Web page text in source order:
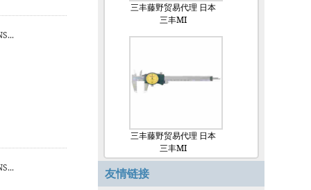
三丰藤野贸易代理 日本
三丰MI
三丰藤野贸易代理 日本
三丰MI
友情链接